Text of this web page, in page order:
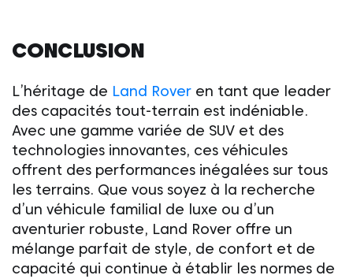
CONCLUSION
L’héritage de Land Rover en tant que leader
des capacités tout-terrain est indéniable.
Avec une gamme variée de SUV et des
technologies innovantes, ces véhicules
offrent des performances inégalées sur tous
les terrains. Que vous soyez à la recherche
d’un véhicule familial de luxe ou d’un
aventurier robuste, Land Rover offre un
mélange parfait de style, de confort et de
capacité qui continue à établir les normes de